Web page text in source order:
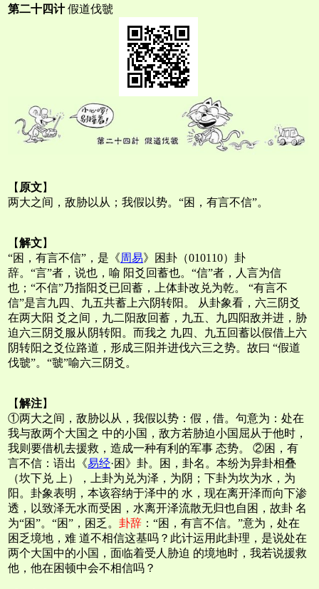
第二十四计假道伐虢
【 原文】
两大之间，敌胁以从；我假以势。“困，有言不信”。
【解文】
“困，有言不信”，是《周易》困卦（010110）卦
辞。“言”者，说也，喻 阳爻回蓄也。“信”者，人言为信
也；“不信”乃指阳爻已回蓄，上体卦改兑为乾。 “有言不
信”是言九四、九五共蓄上六阴转阳。 从卦象看，六三阴爻
在两大阳 爻之间，九二阳敌回蓄，九五、九四阳敌并进，胁
迫六三阴爻服从阴转阳。而我之 九四、九五回蓄以假借上六
阴转阳之爻位路道，形成三阳并进伐六三之势。故曰 “假道
伐虢”。“虢”喻六三阴爻。
【解注】
①两大之间，敌胁以从，我假以势：假，借。句意为：处在
我与敌两个大国之 中的小国，敌方若胁迫小国屈从于他时，
我则要借机去援救，造成一种有利的军事 态势。 ②困，有
言不信：语出《易经·困》卦。困，卦名。本纷为异卦相叠
（坎下兑 上），上卦为兑为泽，为阴；下卦为坎为水，为
阳。卦象表明，本该容纳于泽中的 水，现在离开泽而向下渗
透，以致泽无水而受困，水离开泽流散无归也自困，故卦 名
为“困”。“困”，困乏。 卦辞 ：“困，有言不信。”意为，处在
困乏境地，难 道不相信这基吗？此计运用此卦理，是说处在
两个大国中的小国，面临着受人胁迫 的境地时，我若说援救
他，他在困顿中会不相信吗？